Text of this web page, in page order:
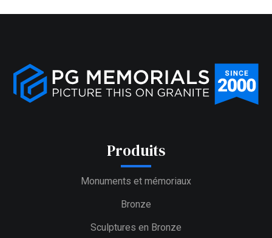
Produits
Monuments et mémoriaux
Bronze
Sculptures en Bronze